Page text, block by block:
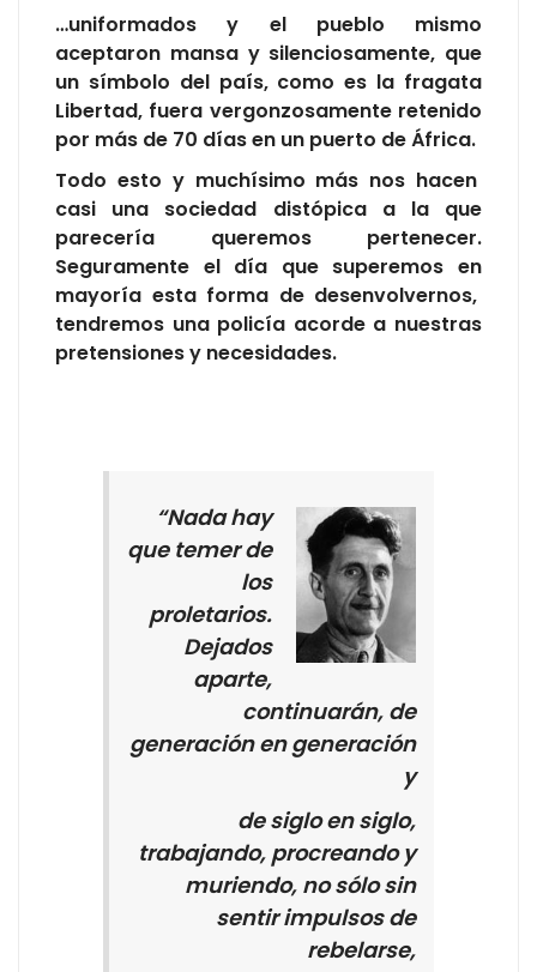
…uniformados y el pueblo mismo
aceptaron mansa y silenciosamente, que
un símbolo del país, como es la fragata
Libertad, fuera vergonzosamente retenido
por más de 70 días en un puerto de África.
Todo esto y muchísimo más nos hacen
casi una sociedad distópica a la que
parecería queremos pertenecer.
Seguramente el día que superemos en
mayoría esta forma de desenvolvernos,
tendremos una policía acorde a nuestras
pretensiones y necesidades.
“Nada hay
que temer de
los
proletarios.
Dejados
aparte,
continuarán, de
generación en generación
y
de siglo en siglo,
trabajando, procreando y
muriendo, no sólo sin
sentir impulsos de
rebelarse,